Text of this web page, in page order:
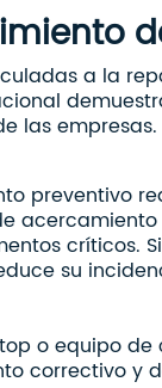
a la
las empresas.
preventivo
críticos.
su
o equipo
correctivo y